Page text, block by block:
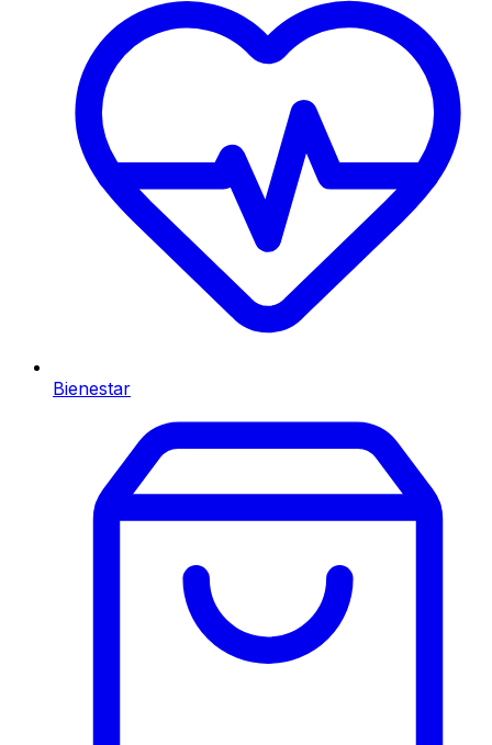
Bienestar